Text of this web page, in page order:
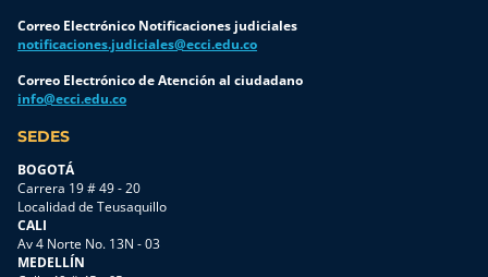
Correo Electrónico Notificaciones judiciales
notificaciones.judiciales@ecci.edu.co
Correo Electrónico de Atención al ciudadano
info@ecci.edu.co
SEDES
BOGOTÁ
Carrera 19 # 49 - 20
Localidad de Teusaquillo
CALI
Av 4 Norte No. 13N - 03
MEDELLÍN